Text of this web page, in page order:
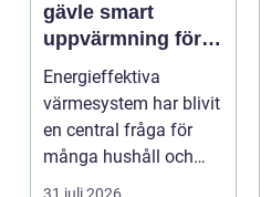
gävle smart
uppvärmning för
hus och företag
Energieffektiva
värmesystem har blivit
en central fråga för
många hushåll och
fastighetsägare i